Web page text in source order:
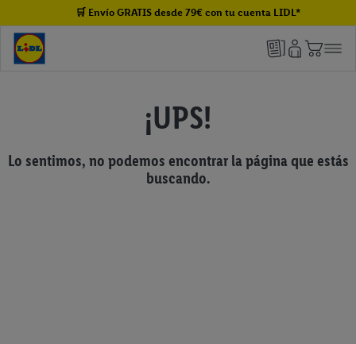
🛒 Envío GRATIS desde 79€ con tu cuenta LIDL*
¡UPS!
Lo sentimos, no podemos encontrar la página que estás
buscando.